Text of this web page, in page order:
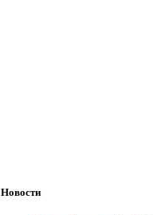
Новости